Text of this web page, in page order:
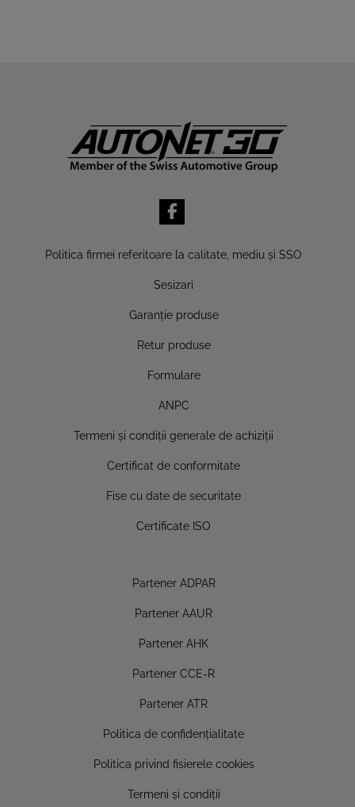
Politica firmei referitoare la calitate, mediu şi SSO
Sesizari
Garanţie produse
Retur produse
Formulare
ANPC
Termeni şi condiţii generale de achiziţii
Certificat de conformitate
Fise cu date de securitate
Certificate ISO
Partener ADPAR
Partener AAUR
Partener AHK
Partener CCE-R
Partener ATR
Politica de confidențialitate
Politica privind fisierele cookies
Termeni și condiții